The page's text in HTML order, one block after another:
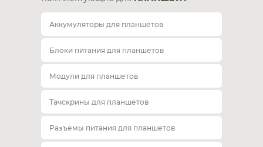
Аккумуляторы для планшетов
Блоки питания для планшетов
Модули для планшетов
Тачскрины для планшетов
Разъемы питания для планшетов